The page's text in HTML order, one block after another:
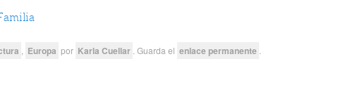
Europa por Karla Cuellar . Guarda el enlace permanente